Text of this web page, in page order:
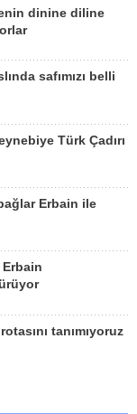
dinine diline
safımızı belli
Türk Çadırı
Erbain ile
Erbain
tanımıyoruz